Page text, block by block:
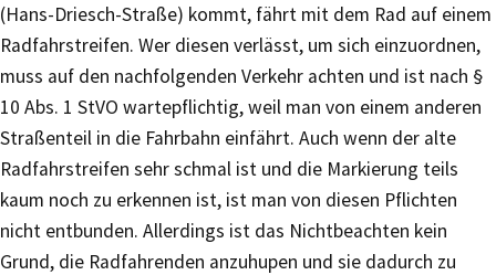
(Hans-Driesch-Straße) kommt, fährt mit dem Rad auf einem
Radfahrstreifen. Wer diesen verlässt, um sich einzuordnen,
muss auf den nachfolgenden Verkehr achten und ist nach §
10 Abs. 1 StVO wartepflichtig, weil man von einem anderen
Straßenteil in die Fahrbahn einfährt. Auch wenn der alte
Radfahrstreifen sehr schmal ist und die Markierung teils
kaum noch zu erkennen ist, ist man von diesen Pflichten
nicht entbunden. Allerdings ist das Nichtbeachten kein
Grund, die Radfahrenden anzuhupen und sie dadurch zu